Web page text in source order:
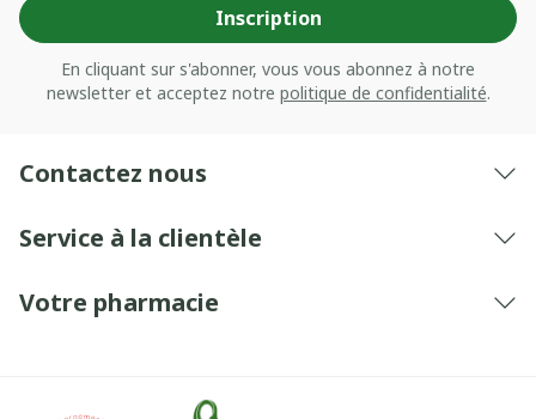
Inscription
En cliquant sur s'abonner, vous vous abonnez à notre
newsletter et acceptez notre politique de confidentialité.
Contactez nous
Service à la clientèle
Votre pharmacie